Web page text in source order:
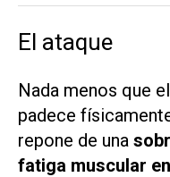
El ataque
Nada menos que
padece
repone de una
fatiga muscular